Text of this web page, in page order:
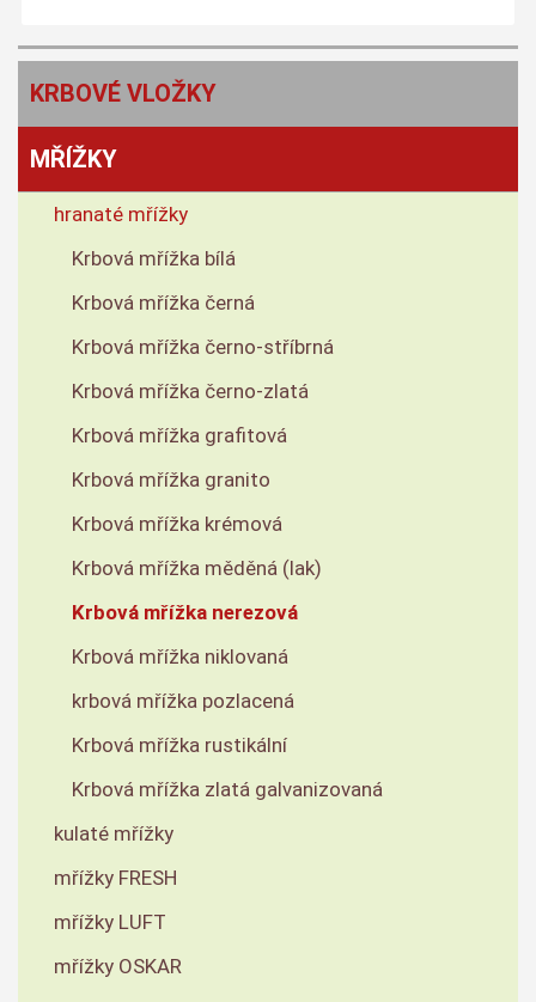
KRBOVÉ VLOŽKY
MŘÍŽKY
hranaté mřížky
Krbová mřížka bílá
Krbová mřížka černá
Krbová mřížka černo-stříbrná
Krbová mřížka černo-zlatá
Krbová mřížka grafitová
Krbová mřížka granito
Krbová mřížka krémová
Krbová mřížka měděná (lak)
Krbová mřížka nerezová
Krbová mřížka niklovaná
krbová mřížka pozlacená
Krbová mřížka rustikální
Krbová mřížka zlatá galvanizovaná
kulaté mřížky
mřížky FRESH
mřížky LUFT
mřížky OSKAR